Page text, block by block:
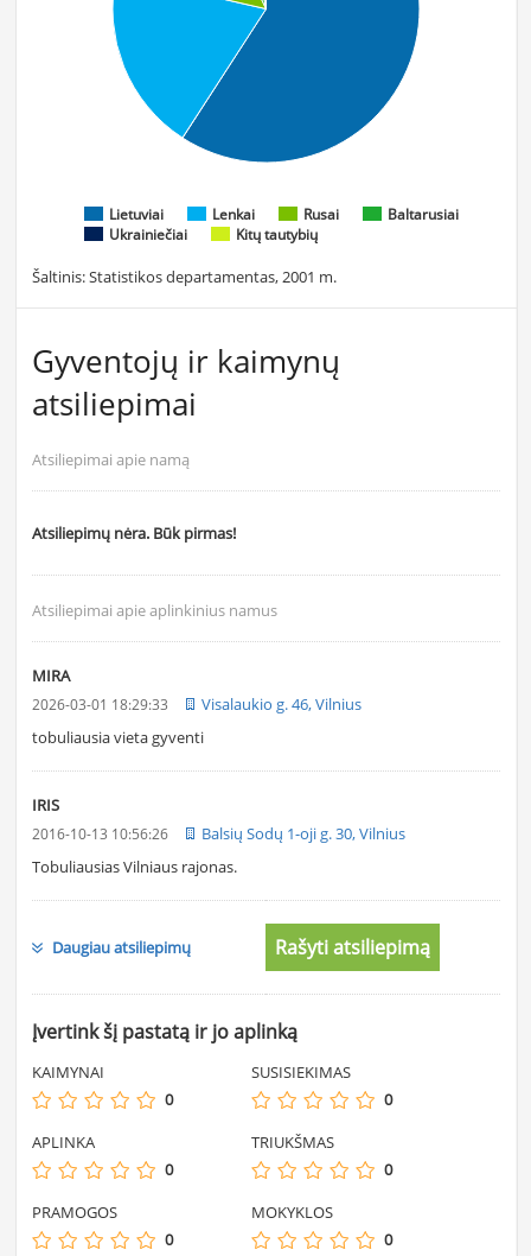
Lietuviai Lenkai Rusai
Baltarusiai
Ukrainiečiai
Kitų tautybių
Šaltinis: Statistikos departamentas, 2001 m.
Gyventojų ir kaimynų
atsiliepimai
Atsiliepimai apie namą
Atsiliepimų nėra. Būk pirmas!
Atsiliepimai apie aplinkinius namus
MIRA
2026-03-01 18:29:33
Visalaukio g. 46, Vilnius
tobuliausia vieta gyventi
IRIS
2016-10-13 10:56:26
Balsių Sodų 1-oji g. 30, Vilnius
Tobuliausias Vilniaus rajonas.
Daugiau atsiliepimų Rašyti atsiliepimą
Įvertink šį pastatą ir jo aplinką
KAIMYNAI
0
SUSISIEKIMAS
0
APLINKA
0
TRIUKŠMAS
0
PRAMOGOS
0
MOKYKLOS
0